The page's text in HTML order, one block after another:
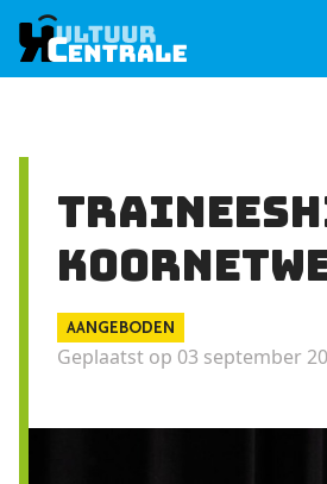
AANGEBODEN
Geplaatst op 03 september